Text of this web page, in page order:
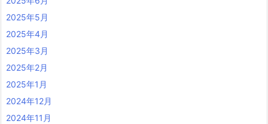
2025年5月
2025年4月
2025年3月
2025年2月
2025年1月
2024年12月
2024年11月